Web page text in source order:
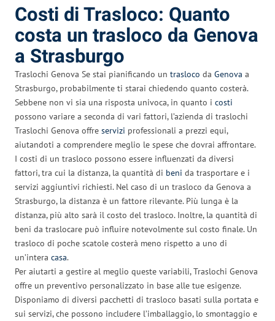
Costi di Trasloco: Quanto
costa un trasloco da Genova
a Strasburgo
Traslochi Genova Se stai pianificando un trasloco da Genova a
Strasburgo, probabilmente ti starai chiedendo quanto costerà.
Sebbene non vi sia una risposta univoca, in quanto i costi
possono variare a seconda di vari fattori, l’azienda di traslochi
Traslochi Genova offre servizi professionali a prezzi equi,
aiutandoti a comprendere meglio le spese che dovrai affrontare.
I costi di un trasloco possono essere influenzati da diversi
fattori, tra cui la distanza, la quantità di beni da trasportare e i
servizi aggiuntivi richiesti. Nel caso di un trasloco da Genova a
Strasburgo, la distanza è un fattore rilevante. Più lunga è la
distanza, più alto sarà il costo del trasloco. Inoltre, la quantità di
beni da traslocare può influire notevolmente sul costo finale. Un
trasloco di poche scatole costerà meno rispetto a uno di
un’intera casa.
Per aiutarti a gestire al meglio queste variabili, Traslochi Genova
offre un preventivo personalizzato in base alle tue esigenze.
Disponiamo di diversi pacchetti di trasloco basati sulla portata e
sui servizi, che possono includere l’imballaggio, lo smontaggio e